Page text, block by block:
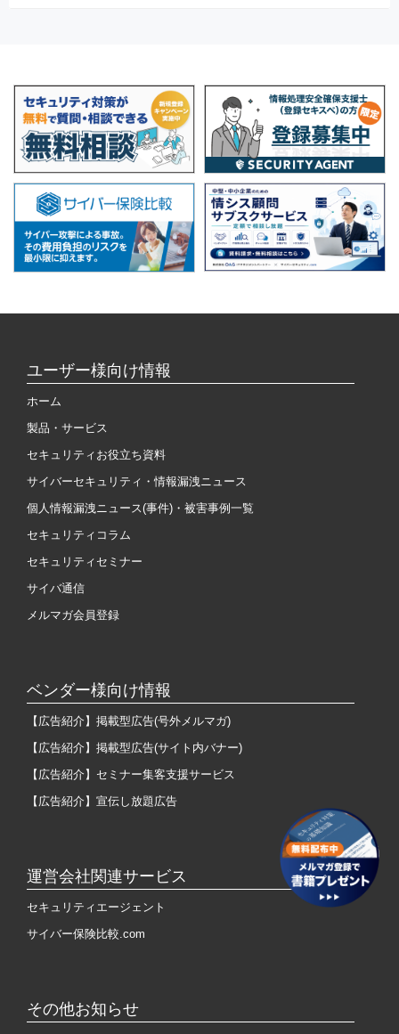
ユーザー様向け情報
ホーム
製品・サービス
セキュリティお役立ち資料
サイバーセキュリティ・情報漏洩ニュース
個人情報漏洩ニュース(事件)・被害事例一覧
セキュリティコラム
セキュリティセミナー
サイバ通信
メルマガ会員登録
ベンダー様向け情報
【広告紹介】掲載型広告(号外メルマガ)
【広告紹介】掲載型広告(サイト内バナー)
【広告紹介】セミナー集客支援サービス
【広告紹介】宣伝し放題広告
運営会社関連サービス
セキュリティエージェント
サイバー保険比較.com
その他お知らせ